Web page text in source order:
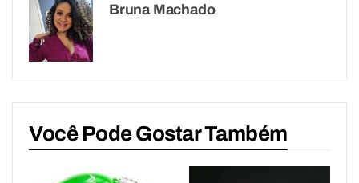
Bruna Machado
Você Pode Gostar Também